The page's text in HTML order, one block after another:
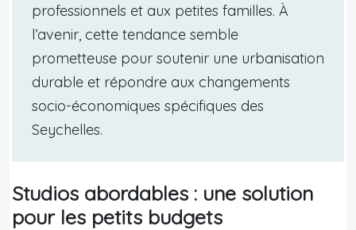
professionnels et aux petites familles. À
l’avenir, cette tendance semble
prometteuse pour soutenir une urbanisation
durable et répondre aux changements
socio-économiques spécifiques des
Seychelles.
Studios abordables : une solution
pour les petits budgets